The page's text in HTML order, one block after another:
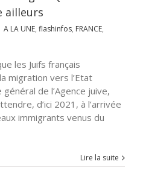
ailleurs
A LA UNE, flashinfos, FRANCE,
les Juifs français
migration vers l’Etat
de l’Agence juive,
d’ici 2021, à l’arrivée
immigrants venus du
Lire la suite